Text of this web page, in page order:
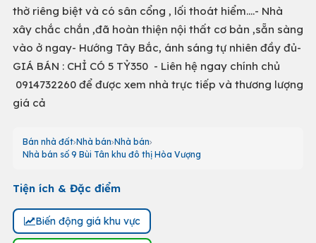
thờ riêng biệt và có sân cổng , lối thoát hiểm....- Nhà
xây chắc chắn ,đã hoàn thiện nội thất cơ bản ,sẵn sàng
vào ở ngay- Hướng Tây Bắc, ánh sáng tự nhiên đầy đủ-
GIÁ BÁN : CHỈ CÓ 5 TỶ350 - Liên hệ ngay chính chủ
0914732260 để được xem nhà trực tiếp và thương lượng
giá cả
Bán nhà đất Nhà bán Nhà bán
Nhà bán số 9 Bùi Tân khu đô thị Hòa Vượng
Tiện ích & Đặc điểm
Biến động giá khu vực